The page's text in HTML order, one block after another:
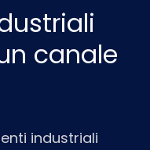
canale
industriali